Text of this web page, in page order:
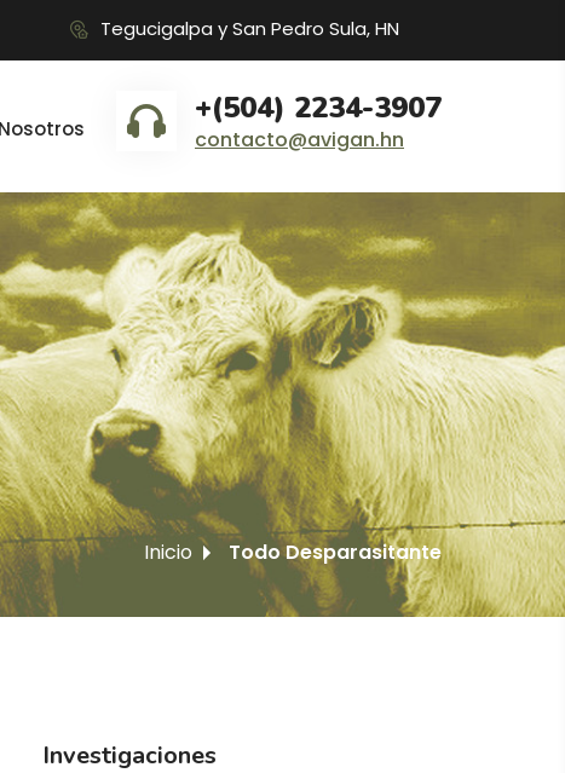
Tegucigalpa y San Pedro Sula, HN
+(504) 2234-3907
contacto@avigan.hn
Inicio Todo Desparasitante
Investigaciones